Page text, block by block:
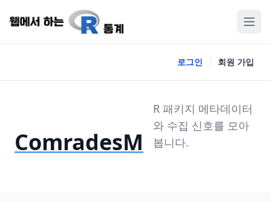
로그인 회원 가입
ComradesM
R 패키지 메타데이터
와 수집 신호를 모아
봅니다.